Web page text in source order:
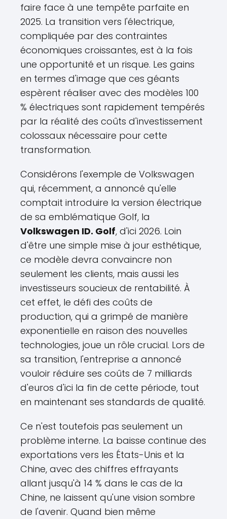
faire face à une tempête parfaite en
2025. La transition vers l'électrique,
compliquée par des contraintes
économiques croissantes, est à la fois
une opportunité et un risque. Les gains
en termes d'image que ces géants
espèrent réaliser avec des modèles 100
% électriques sont rapidement tempérés
par la réalité des coûts d'investissement
colossaux nécessaire pour cette
transformation.
Considérons l'exemple de Volkswagen
qui, récemment, a annoncé qu'elle
comptait introduire la version électrique
de sa emblématique Golf, la
Volkswagen ID. Golf, d'ici 2026. Loin
d'être une simple mise à jour esthétique,
ce modèle devra convaincre non
seulement les clients, mais aussi les
investisseurs soucieux de rentabilité. À
cet effet, le défi des coûts de
production, qui a grimpé de manière
exponentielle en raison des nouvelles
technologies, joue un rôle crucial. Lors de
sa transition, l'entreprise a annoncé
vouloir réduire ses coûts de 7 milliards
d'euros d'ici la fin de cette période, tout
en maintenant ses standards de qualité.
Ce n'est toutefois pas seulement un
problème interne. La baisse continue des
exportations vers les États-Unis et la
Chine, avec des chiffres effrayants
allant jusqu'à 14 % dans le cas de la
Chine, ne laissent qu'une vision sombre
de l'avenir. Quand bien même